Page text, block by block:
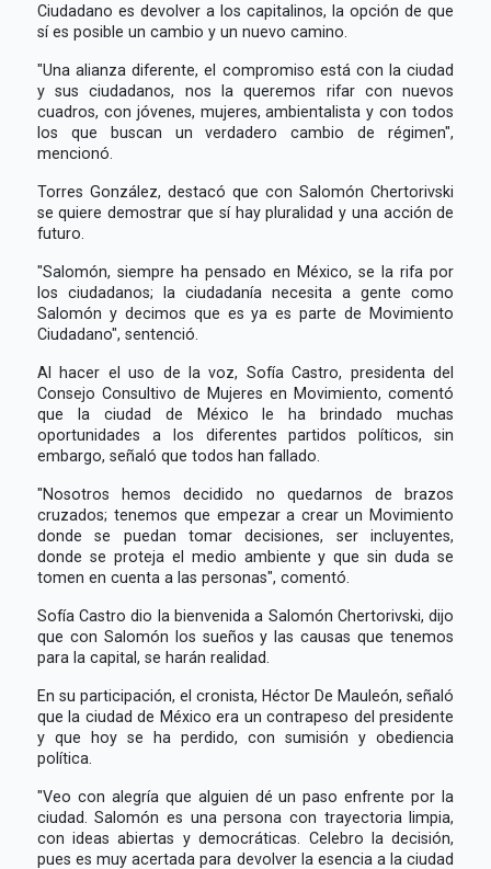
Ciudadano es devolver a los capitalinos, la opción de que
sí es posible un cambio y un nuevo camino.
"Una alianza diferente, el compromiso está con la ciudad
y sus ciudadanos, nos la queremos rifar con nuevos
cuadros, con jóvenes, mujeres, ambientalista y con todos
los que buscan un verdadero cambio de régimen",
mencionó.
Torres González, destacó que con Salomón Chertorivski
se quiere demostrar que sí hay pluralidad y una acción de
futuro.
"Salomón, siempre ha pensado en México, se la rifa por
los ciudadanos; la ciudadanía necesita a gente como
Salomón y decimos que es ya es parte de Movimiento
Ciudadano", sentenció.
Al hacer el uso de la voz, Sofía Castro, presidenta del
Consejo Consultivo de Mujeres en Movimiento, comentó
que la ciudad de México le ha brindado muchas
oportunidades a los diferentes partidos políticos, sin
embargo, señaló que todos han fallado.
"Nosotros hemos decidido no quedarnos de brazos
cruzados; tenemos que empezar a crear un Movimiento
donde se puedan tomar decisiones, ser incluyentes,
donde se proteja el medio ambiente y que sin duda se
tomen en cuenta a las personas", comentó.
Sofía Castro dio la bienvenida a Salomón Chertorivski, dijo
que con Salomón los sueños y las causas que tenemos
para la capital, se harán realidad.
En su participación, el cronista, Héctor De Mauleón, señaló
que la ciudad de México era un contrapeso del presidente
y que hoy se ha perdido, con sumisión y obediencia
política.
"Veo con alegría que alguien dé un paso enfrente por la
ciudad. Salomón es una persona con trayectoria limpia,
con ideas abiertas y democráticas. Celebro la decisión,
pues es muy acertada para devolver la esencia a la ciudad